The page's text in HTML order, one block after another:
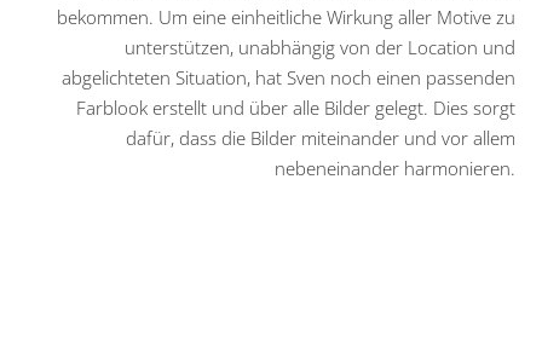
bekommen. Um eine einheitliche Wirkung aller Motive zu
unterstützen, unabhängig von der Location und
abgelichteten Situation, hat Sven noch einen passenden
Farblook erstellt und über alle Bilder gelegt. Dies sorgt
dafür, dass die Bilder miteinander und vor allem
nebeneinander harmonieren.